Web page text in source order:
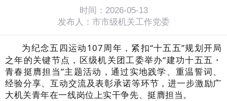
时间：2026-05-13
发布人：市市级机关工作党委
为纪念五四运动107周年，紧扣“十五五”规划开局
之年的关键节点，区级机关团工委举办“建功十五五・
青春挺膺担当”主题活动，通过实地践学、重温誓词、
经验分享、互动交流及表彰承诺等环节，进一步激励广
大机关青年在一线岗位上实干争先、挺膺担当。